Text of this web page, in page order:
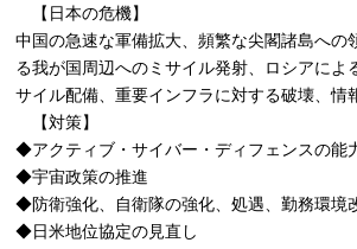
【日本の危機】
中国の急速な軍備拡大、頻繁な尖閣諸島への
る我が国周辺へのミサイル発射、ロシアによ
サイル配備、重要インフラに対する破壊、情
【対策】
◆アクティブ・サイバー・ディフェンスの能
◆宇宙政策の推進
◆防衛強化、自衛隊の強化、処遇、勤務環境
◆日米地位協定の見直し